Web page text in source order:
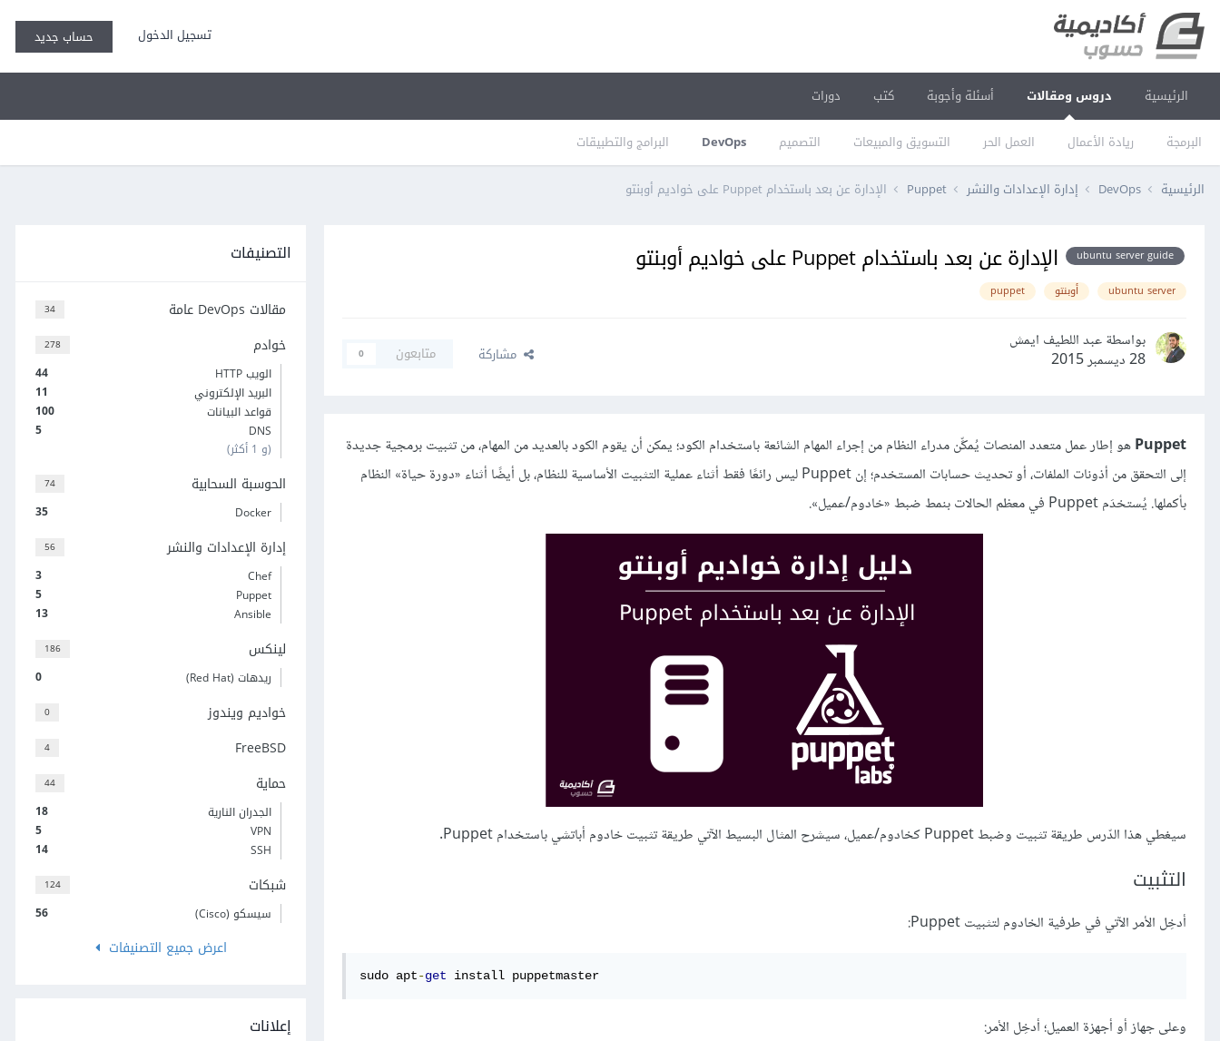
تسجيل الدخول حساب جديد
الرئيسية دروس ومقالات
البرمجة ريادة الأعمال العمل الحر التسويق والمبيعات التصميم DevOps البرامج والتطبيقات
أسئلة وأجوبة كتب دورات
الرئيسية DevOps إدارة الإعدادات والنشر Puppet الإدارة عن بعد باستخدام Puppet على خواديم أوبنتو
ubuntu server guide الإدارة عن بعد باستخدام Puppet على خواديم أوبنتو
ubuntu server أوبنتو puppet
بواسطة عبد اللطيف ايمش
28 ديسمبر 2015
مشاركة متابعون 0
Puppetهو إطار عمل متعدد المنصات يُمكِّن مدراء النظام من إجراء المهام الشائعة باستخدام الكود؛ يمكن أن يقوم الكود بالعديد من المهام، من تثبيت برمجية جديدة
إلى التحقق من أذونات الملفات، أو تحديث حسابات المستخدم؛ إن Puppet ليس رائعًا فقط أثناء عملية التثبيت الأساسية للنظام، بل أيضًا أثناء «دورة حياة» النظام
بأكملها. يُستخدَم Puppet في معظم الحالات بنمط ضبط «خادوم/عميل».
سيغطي هذا الدّرس طريقة تثبيت وضبط Puppet كخادوم/عميل، سيشرح المثال البسيط الآتي طريقة تثبيت خادوم أباتشي باستخدام Puppet.
التثبيت
أدخِل الأمر الآتي في طرفية الخادوم لتثبيت Puppet:
sudo apt-get install puppetmaster
وعلى جهاز أو أجهزة العميل؛ أدخِل الأمر:
التصنيفات
34 مقالات DevOps عامة
278 خوادم
44
الويب HTTP
11
البريد الإلكتروني
100
قواعد البيانات
5
DNS
(و 1 أكثر)
74 الحوسبة السحابية
35 Docker
56 إدارة الإعدادات والنشر
3
Chef
5
Puppet
13
Ansible
186 لينكس
0 ريدهات (Red Hat)
0 خواديم ويندوز
4 FreeBSD
44 حماية
18
الجدران النارية
5
VPN
14
SSH
124 شبكات
56 سيسكو (Cisco)
اعرض جميع التصنيفات
إعلانات